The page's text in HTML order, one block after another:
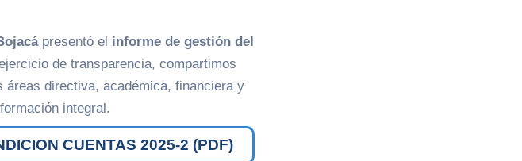
presentó el informe de gestión del
de transparencia, compartimos
directiva, académica, financiera y
integral.
CUENTAS 2025-2 (PDF)